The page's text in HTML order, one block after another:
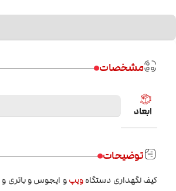
مشخصات
ابعاد
توضیحات
کیف نگهداری دستگاهویپو ایجوس و باتری و